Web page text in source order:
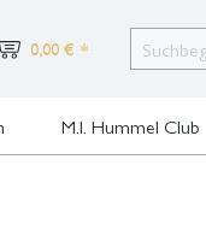
0,00 € *
M.I. Hummel Club